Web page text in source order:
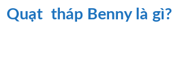
Quạt tháp Benny là gì?